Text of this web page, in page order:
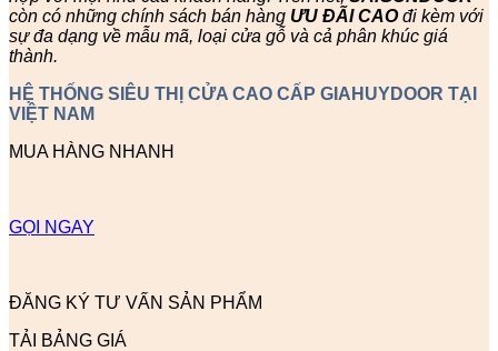
còn có những chính sách bán hàng ƯU ĐÃI CAOđi kèm với
sự đa dạng về mẫu mã, loại cửa gỗ và cả phân khúc giá
thành.
HỆ THỐNG SIÊU THỊ CỬA CAO CẤP GIAHUYDOOR TẠI
VIỆT NAM
MUA HÀNG NHANH
GỌI NGAY
ĐĂNG KÝ TƯ VẤN SẢN PHẨM
TẢI BẢNG GIÁ